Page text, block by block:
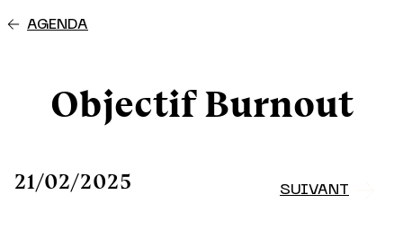
AGENDA
Objectif Burnout
21/02/2025 SUIVANT